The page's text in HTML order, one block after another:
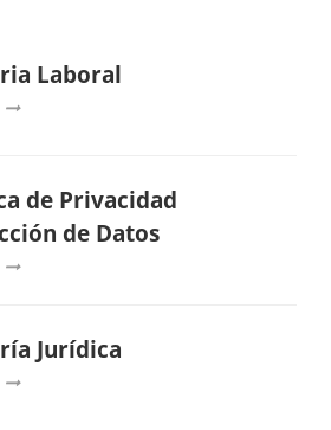
Laboral
de Privacidad
de Datos
Jurídica